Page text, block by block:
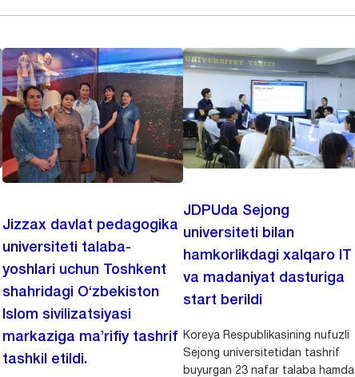
Jizzax davlat pedagogika
universiteti talaba-
yoshlari uchun Toshkent
shahridagi O‘zbekiston
Islom sivilizatsiyasi
markaziga ma’rifiy tashrif
tashkil etildi.
JDPUda Sejong
universiteti bilan
hamkorlikdagi xalqaro IT
va madaniyat dasturiga
start berildi
Koreya Respublikasining nufuzli
Sejong universitetidan tashrif
buyurgan 23 nafar talaba hamda